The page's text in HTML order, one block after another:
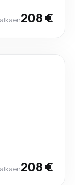
alkaen208 €
alkaen208 €